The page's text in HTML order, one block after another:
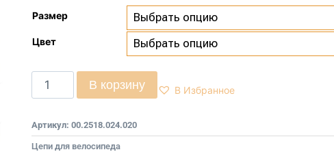
Размер
Цвет
В корзину В Избранное
Артикул: 00.2518.024.020
Цепи для велосипеда